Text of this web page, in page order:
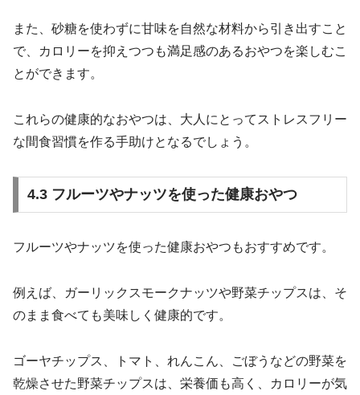
また、砂糖を使わずに甘味を自然な材料から引き出すこと
で、カロリーを抑えつつも満足感のあるおやつを楽しむこ
とができます。
これらの健康的なおやつは、大人にとってストレスフリー
な間食習慣を作る手助けとなるでしょう。
4.3 フルーツやナッツを使った健康おやつ
フルーツやナッツを使った健康おやつもおすすめです。
例えば、ガーリックスモークナッツや野菜チップスは、そ
のまま食べても美味しく健康的です。
ゴーヤチップス、トマト、れんこん、ごぼうなどの野菜を
乾燥させた野菜チップスは、栄養価も高く、カロリーが気